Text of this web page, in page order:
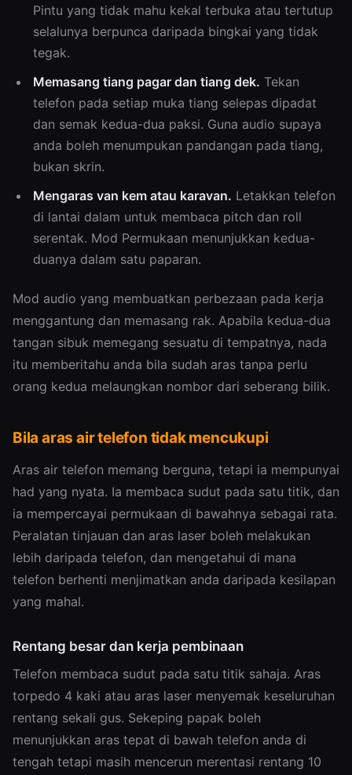
Pintu yang tidak mahu kekal terbuka atau tertutup
selalunya berpunca daripada bingkai yang tidak
tegak.
Memasang tiang pagar dan tiang dek. Tekan
telefon pada setiap muka tiang selepas dipadat
dan semak kedua-dua paksi. Guna audio supaya
anda boleh menumpukan pandangan pada tiang,
bukan skrin.
Mengaras van kem atau karavan. Letakkan telefon
di lantai dalam untuk membaca pitch dan roll
serentak. Mod Permukaan menunjukkan kedua-
duanya dalam satu paparan.
Mod audio yang membuatkan perbezaan pada kerja
menggantung dan memasang rak. Apabila kedua-dua
tangan sibuk memegang sesuatu di tempatnya, nada
itu memberitahu anda bila sudah aras tanpa perlu
orang kedua melaungkan nombor dari seberang bilik.
Bila aras air telefon tidak mencukupi
Aras air telefon memang berguna, tetapi ia mempunyai
had yang nyata. Ia membaca sudut pada satu titik, dan
ia mempercayai permukaan di bawahnya sebagai rata.
Peralatan tinjauan dan aras laser boleh melakukan
lebih daripada telefon, dan mengetahui di mana
telefon berhenti menjimatkan anda daripada kesilapan
yang mahal.
Rentang besar dan kerja pembinaan
Telefon membaca sudut pada satu titik sahaja. Aras
torpedo 4 kaki atau aras laser menyemak keseluruhan
rentang sekali gus. Sekeping papak boleh
menunjukkan aras tepat di bawah telefon anda di
tengah tetapi masih mencerun merentasi rentang 10